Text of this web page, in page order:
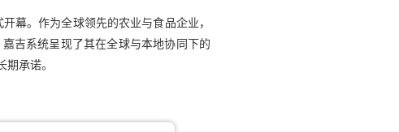
幕。作为全球领先的农业与食品企业，
吉系统呈现了其在全球与本地协同下的
承诺。